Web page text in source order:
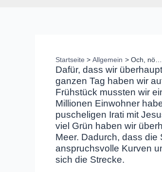
Startseite Allgemein Och, nö…
Dafür, dass wir
ganzen Tag haben wir
Frühstück mussten wir
Millionen Einwohner
puscheligen Irati mit
viel Grün haben wir
Meer. Dadurch, dass die
anspruchsvolle Kurven
sich die Strecke.